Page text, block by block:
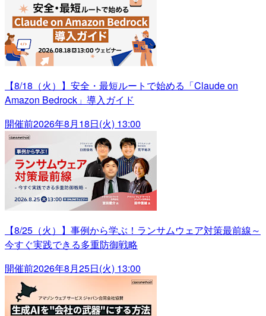
【8/18（火）】安全・最短ルートで始める「Claude on
Amazon Bedrock」導入ガイド
開催前2026年8月18日(火) 13:00
【8/25（火）】事例から学ぶ！ランサムウェア対策最前線～
今すぐ実践できる多重防御戦略
開催前2026年8月25日(火) 13:00